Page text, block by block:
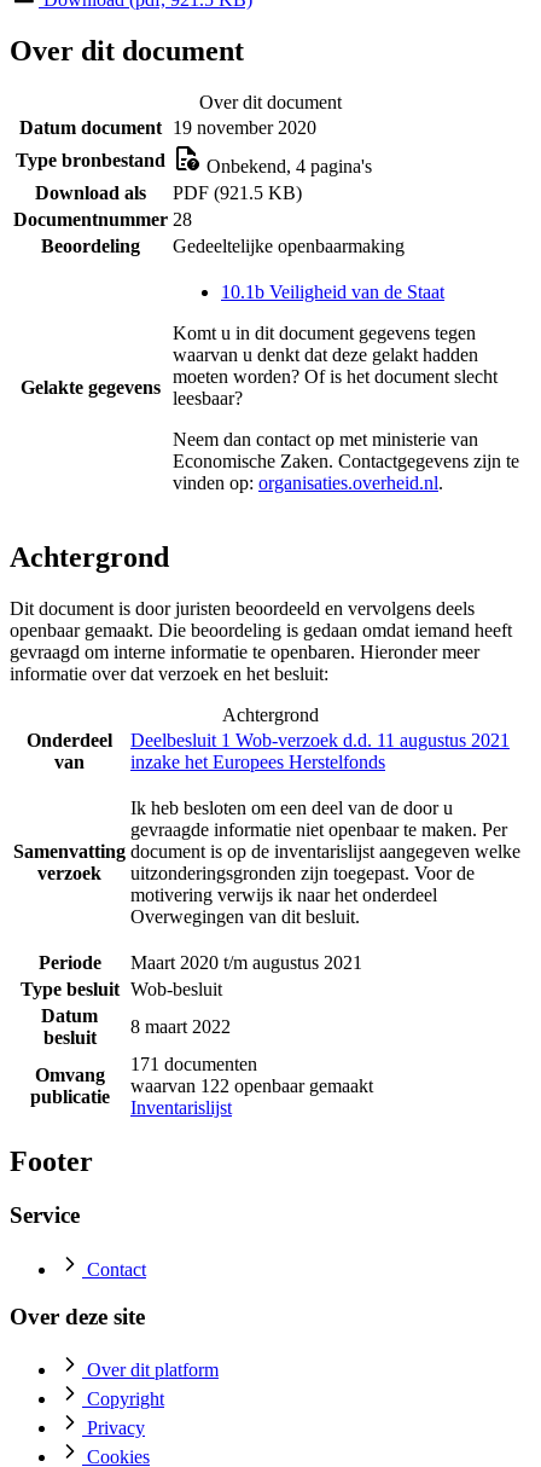
Over dit document
Over dit document
Datum document 19 november 2020
Type bronbestand
Onbekend, 4 pagina's
Download als
PDF (921.5 KB)
Documentnummer 28
Beoordeling
Gedeeltelijke openbaarmaking
Gelakte gegevens
10.1b Veiligheid van de Staat
Komt u in dit document gegevens tegen
waarvan u denkt dat deze gelakt hadden
moeten worden? Of is het document slecht
leesbaar?
Neem dan contact op met ministerie van
Economische Zaken. Contactgegevens zijn te
vinden op: organisaties.overheid.nl.
Achtergrond
Dit document is door juristen beoordeeld en vervolgens deels
openbaar gemaakt. Die beoordeling is gedaan omdat iemand heeft
gevraagd om interne informatie te openbaren. Hieronder meer
informatie over dat verzoek en het besluit:
Achtergrond
Onderdeel
van
Deelbesluit 1 Wob-verzoek d.d. 11 augustus 2021
inzake het Europees Herstelfonds
Samenvatting
verzoek
Ik heb besloten om een deel van de door u
gevraagde informatie niet openbaar te maken. Per
document is op de inventarislijst aangegeven welke
uitzonderingsgronden zijn toegepast. Voor de
motivering verwijs ik naar het onderdeel
Overwegingen van dit besluit.
Periode
Maart 2020 t/m augustus 2021
Type besluit Wob-besluit
Datum
besluit
8 maart 2022
Omvang
publicatie
171 documenten
waarvan 122 openbaar gemaakt
Inventarislijst
Footer
Service
Contact
Over deze site
Over dit platform
Copyright
Privacy
Cookies